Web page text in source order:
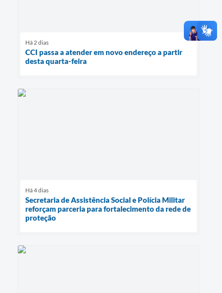
Há 2 dias
CCI passa a atender em novo endereço a partir
desta quarta-feira
Há 4 dias
Secretaria de Assistência Social e Polícia Militar
reforçam parceria para fortalecimento da rede de
proteção